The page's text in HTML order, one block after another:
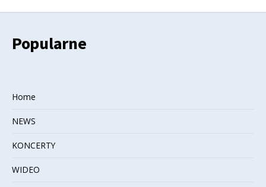
Popularne
Home
NEWS
KONCERTY
WIDEO